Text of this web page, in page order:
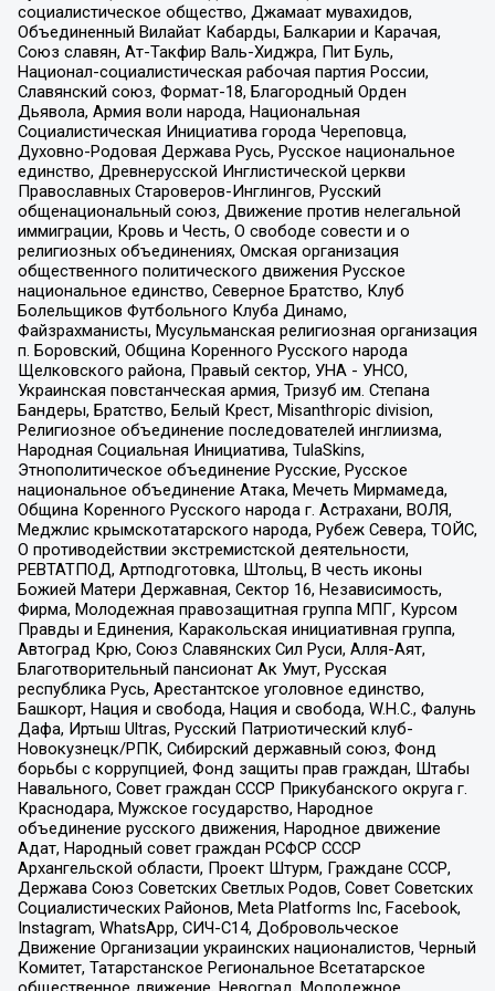
социалистическое общество, Джамаат мувахидов,
Объединенный Вилайат Кабарды, Балкарии и Карачая,
Союз славян, Ат-Такфир Валь-Хиджра, Пит Буль,
Национал-социалистическая рабочая партия России,
Славянский союз, Формат-18, Благородный Орден
Дьявола, Армия воли народа, Национальная
Социалистическая Инициатива города Череповца,
Духовно-Родовая Держава Русь, Русское национальное
единство, Древнерусской Инглистической церкви
Православных Староверов-Инглингов, Русский
общенациональный союз, Движение против нелегальной
иммиграции, Кровь и Честь, О свободе совести и о
религиозных объединениях, Омская организация
общественного политического движения Русское
национальное единство, Северное Братство, Клуб
Болельщиков Футбольного Клуба Динамо,
Файзрахманисты, Мусульманская религиозная организация
п. Боровский, Община Коренного Русского народа
Щелковского района, Правый сектор, УНА - УНСО,
Украинская повстанческая армия, Тризуб им. Степана
Бандеры, Братство, Белый Крест, Misanthropic division,
Религиозное объединение последователей инглиизма,
Народная Социальная Инициатива, TulaSkins,
Этнополитическое объединение Русские, Русское
национальное объединение Атака, Мечеть Мирмамеда,
Община Коренного Русского народа г. Астрахани, ВОЛЯ,
Меджлис крымскотатарского народа, Рубеж Севера, ТОЙС,
О противодействии экстремистской деятельности,
РЕВТАТПОД, Артподготовка, Штольц, В честь иконы
Божией Матери Державная, Сектор 16, Независимость,
Фирма, Молодежная правозащитная группа МПГ, Курсом
Правды и Единения, Каракольская инициативная группа,
Автоград Крю, Союз Славянских Сил Руси, Алля-Аят,
Благотворительный пансионат Ак Умут, Русская
республика Русь, Арестантское уголовное единство,
Башкорт, Нация и свобода, Нация и свобода, W.H.С., Фалунь
Дафа, Иртыш Ultras, Русский Патриотический клуб-
Новокузнецк/РПК, Сибирский державный союз, Фонд
борьбы с коррупцией, Фонд защиты прав граждан, Штабы
Навального, Совет граждан СССР Прикубанского округа г.
Краснодара, Мужское государство, Народное
объединение русского движения, Народное движение
Адат, Народный совет граждан РСФСР СССР
Архангельской области, Проект Штурм, Граждане СССР,
Держава Союз Советских Светлых Родов, Совет Советских
Социалистических Районов, Meta Platforms Inc, Facebook,
Instagram, WhatsApp, СИЧ-С14, Добровольческое
Движение Организации украинских националистов, Черный
Комитет, Татарстанское Региональное Всетатарское